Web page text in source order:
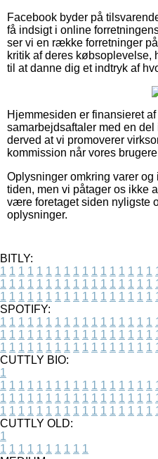
Facebook byder på
få indsigt i online
ser vi en række forretninger
kritik af deres købsoplevelse,
til at danne dig et indtryk af
Hjemmesiden er finansieret
samarbejdsaftaler med en
derved at vi promoverer
kommission når vores
Oplysninger omkring varer
tiden, men vi påtager os ikke
være foretaget siden nyligste
oplysninger.
BITLY:
1 1 1 1 1 1 1 1 1 1 1 1 1 1 1 1 1
1 1 1 1 1 1 1 1 1 1 1 1 1 1 1 1 1
1 1 1 1 1 1 1 1 1 1 1 1 1 1 1 1 1
SPOTIFY:
1 1 1 1 1 1 1 1 1 1 1 1 1 1 1 1 1
1 1 1 1 1 1 1 1 1 1 1 1 1 1 1 1 1
1 1 1 1 1 1 1 1 1 1 1 1 1 1 1 1 1
CUTTLY BIO:
1
1 1 1 1 1 1 1 1 1 1 1 1 1 1 1 1 1
1 1 1 1 1 1 1 1 1 1 1 1 1 1 1 1 1
1 1 1 1 1 1 1 1 1 1 1 1 1 1 1 1 1
CUTTLY OLD:
1
1 1 1 1 1 1 1 1 1 1